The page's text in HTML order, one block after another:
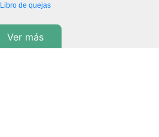
Libro de quejas
Ver más